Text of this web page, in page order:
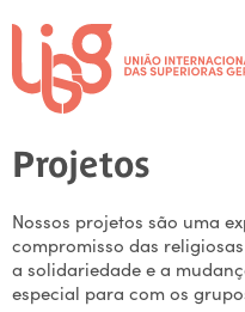
Projetos
Nossos projetos são uma
compromisso das
a solidariedade e a
especial para com os